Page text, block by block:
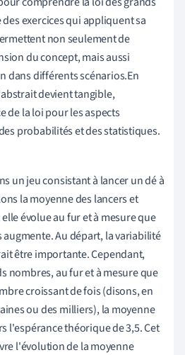
exercices qui appliquent sa
non seulement de
du concept, mais aussi
dans différents scénarios.En
devient tangible,
de la loi pour les aspects
probabilités et des statistiques.
un jeu consistant à lancer un dé à
la moyenne des lancers et
évolue au fur et à mesure que
augmente. Au départ, la variabilité
être importante. Cependant,
nombres, au fur et à mesure que
croissant de fois (disons, en
ou des milliers), la moyenne
l'espérance théorique de 3,5. Cet
l'évolution de la moyenne